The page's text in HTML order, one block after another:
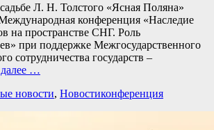
Л. Н. Толстого «Ясная Поляна»
конференция «Наследие
на пространстве СНГ. Роль
при поддержке Межгосударственного
сотрудничества государств –
…
новости, НовостиТеги
конференция